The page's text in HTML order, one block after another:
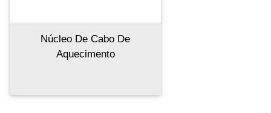
Núcleo De Cabo De
Aquecimento